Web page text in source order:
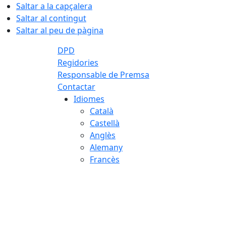
Saltar a la capçalera
Saltar al contingut
Saltar al peu de pàgina
DPD
Regidories
Responsable de Premsa
Contactar
Idiomes
Català
Castellà
Anglès
Alemany
Francès